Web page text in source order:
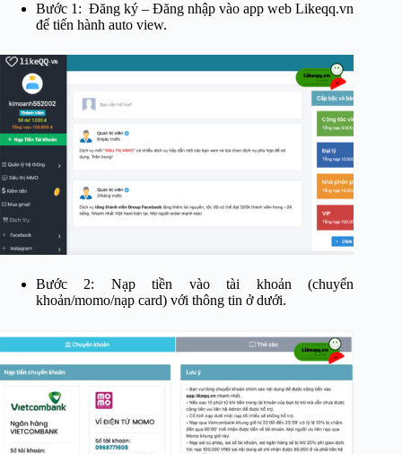
Bước 1: Đăng ký – Đăng nhập vào app web Likeqq.vn
để tiến hành auto view.
Bước 2: Nạp tiền vào tài khoản (chuyển
khoản/momo/nạp card) với thông tin ở dưới.